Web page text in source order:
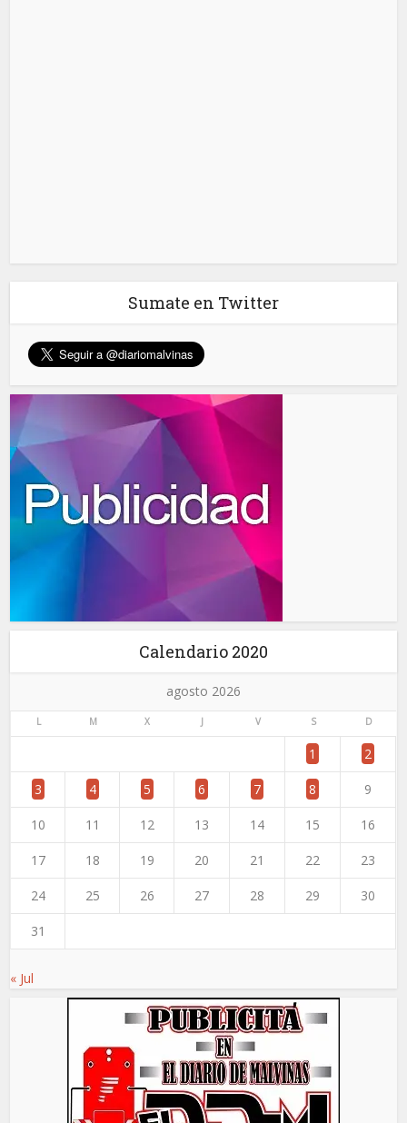
Sumate en Twitter
Calendario 2020
agosto 2026
L M X J V S D
1 2
3 4 5 6 7 8 9
10 11 12 13 14 15 16
17 18 19 20 21 22 23
24 25 26 27 28 29 30
31
« Jul